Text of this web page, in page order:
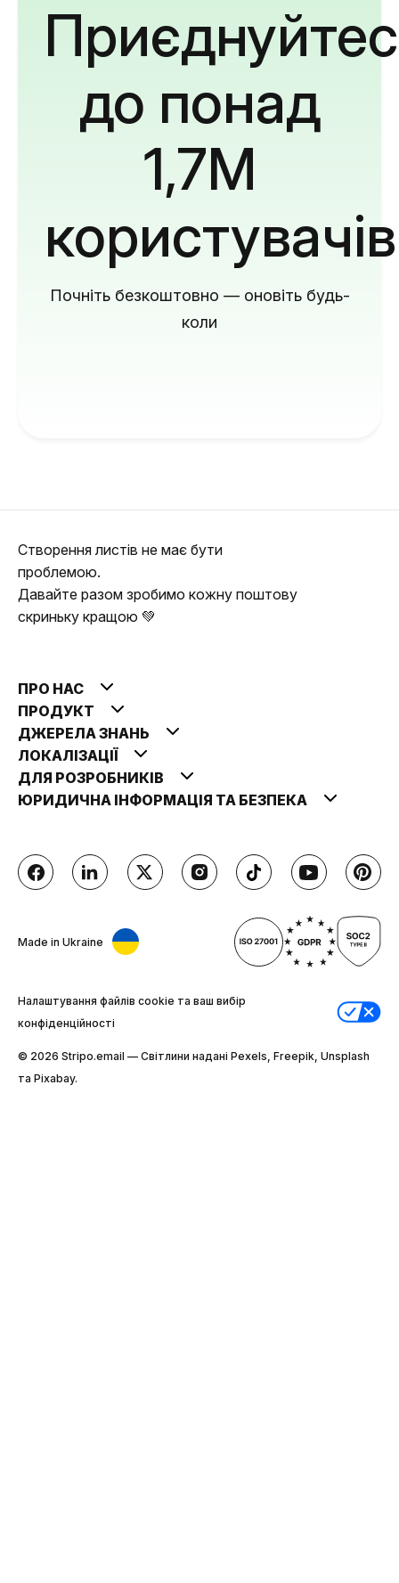
до понад
1,7M
користувачів
Почніть безкоштовно — оновіть будь-
коли
Створення листів не має бути
проблемою.
Давайте разом зробимо кожну поштову
скриньку кращою 💚
ПРО НАС
ПРОДУКТ
ДЖЕРЕЛА ЗНАНЬ
ЛОКАЛІЗАЦІЇ
ДЛЯ РОЗРОБНИКІВ
ЮРИДИЧНА ІНФОРМАЦІЯ ТА БЕЗПЕКА
Made in Ukraine
Налаштування файлів cookie та ваш вибір
конфіденційності
© 2026 Stripо.email — Світлини надані Pexels, Freepik, Unsplash
та Pixabay.